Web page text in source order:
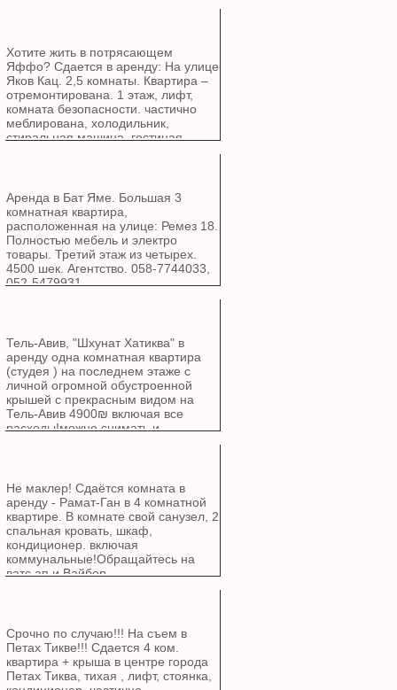
машина, доровор на минимум год.
Цена указана за одного человека на
долгий срок + возможность
краткосрочного проживания.
Хотите жить в потрясающем
Яффо? Сдается в аренду: На улице
Яков Кац. 2,5 комнаты. Квартира –
отремонтирована. 1 этаж, лифт,
комната безопасности. частично
меблирована, холодильник,
стиральная машина, гостиная.
многое другое. Срочное вселение.
Агентство. Цена: 8000 шекелей в
месяц, включая все платежи.
Аренда в Бат Яме. Большая 3
комнатная квартира,
расположенная на улице: Ремез 18.
Полностью мебель и электро
товары. Третий этаж из четырех.
4500 шек. Агентство. 058-7744033,
052-5479931.
Тель-Авив, "Шхунат Хатиква" в
аренду одна комнатная квартира
(студея ) на последнем этаже с
личной огромной обустроенной
крышей с прекрасным видом на
Тель-Авив 4900₪ включая все
расходы!можно снимать и
Не маклер! Сдаётся комната в
аренду - Рамат-Ган в 4 комнатной
квартире. В комнате свой санузел, 2
спальная кровать, шкаф,
кондиционер. включая
коммунальные!Обращайтесь на
ватс ап и Вайбер
Срочно по случаю!!! На съем в
Петах Тикве!!! Сдается 4 ком.
квартира + крыша в центре города
Петах Тиква, тихая , лифт, стоянка,